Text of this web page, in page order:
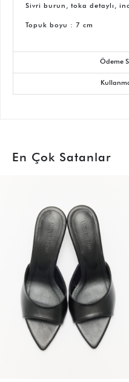
Sivri burun, toka detaylı,
Topuk boyu : 7 cm
Ödeme
En Çok Satanlar